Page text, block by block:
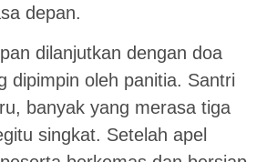
depan.
dilanjutkan dengan doa
dipimpin oleh panitia. Santri
banyak yang merasa tiga
singkat. Setelah apel